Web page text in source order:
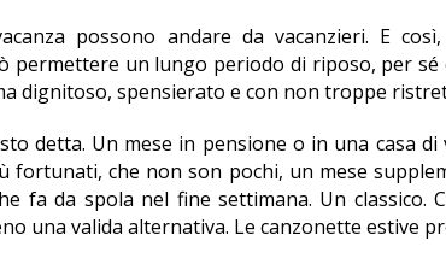
possono andare da vacanzieri. E
permettere un lungo periodo di riposo, per
dignitoso, spensierato e con non troppe
detta. Un mese in pensione o in una casa
fortunati, che non son pochi, un mese
fa da spola nel fine settimana. Un classico.
una valida alternativa. Le canzonette estive